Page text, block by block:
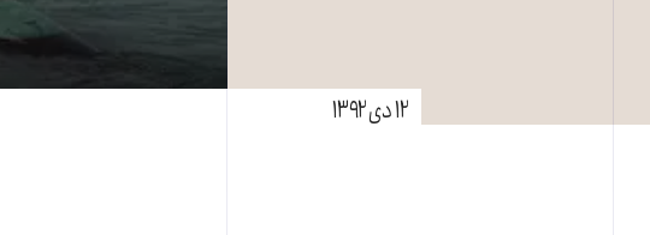
۱۲ دی ۱۳۹۲